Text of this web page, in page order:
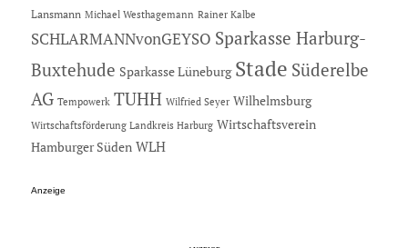
Lansmann Michael Westhagemann Rainer Kalbe
SCHLARMANNvonGEYSO Sparkasse Harburg-
Buxtehude Sparkasse Lüneburg Stade Süderelbe
AG Tempowerk TUHH Wilfried Seyer Wilhelmsburg
Wirtschaftsförderung Landkreis Harburg Wirtschaftsverein
Hamburger Süden WLH
Anzeige